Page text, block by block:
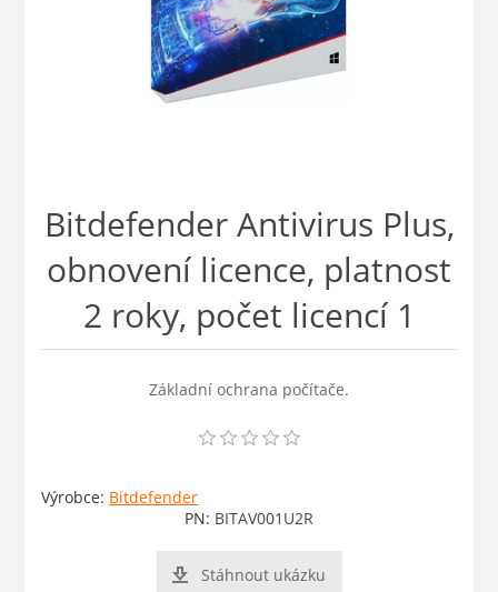
Bitdefender Antivirus Plus,
obnovení licence, platnost
2 roky, počet licencí 1
Základní ochrana počítače.
Výrobce: Bitdefender
PN: BITAV001U2R
Stáhnout ukázku